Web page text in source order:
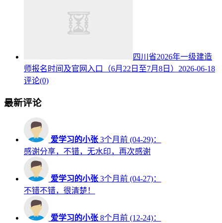
四川省2026年一级建造
师报名时间及官网入口（6月22日至7月8日） 2026-06-18
评论(0)
最新评论
爱学习的小张 3个月前 (04-29)：
感谢分享，不错，无水印，再次感谢
爱学习的小张 3个月前 (04-27)：
不错不错，很清楚！
爱学习的小张 8个月前 (12-24)：